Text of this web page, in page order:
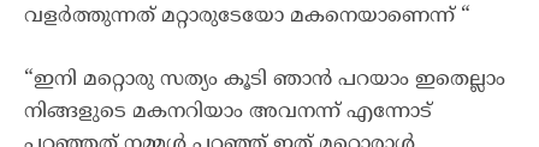
വളർത്തുന്നത് മറ്റാരുടേയോ മകനെയാണെന്ന് “
“ഇനി മറ്റൊരു സത്യം കൂടി ഞാൻ പറയാം ഇതെല്ലാം
നിങ്ങളുടെ മകനറിയാം അവനന്ന് എന്നോട്